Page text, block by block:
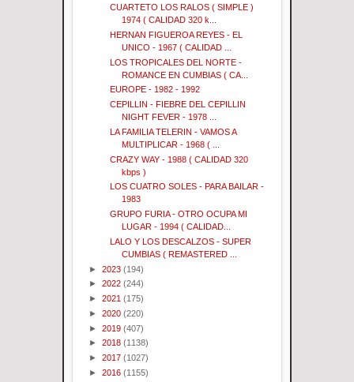
CUARTETO LOS RALOS ( SIMPLE )
1974 ( CALIDAD 320 k...
HERNAN FIGUEROA REYES - EL
UNICO - 1967 ( CALIDAD ...
LOS TROPICALES DEL NORTE -
ROMANCE EN CUMBIAS ( CA...
EUROPE - 1982 - 1992
CEPILLIN - FIEBRE DEL CEPILLIN
NIGHT FEVER - 1978 ...
LA FAMILIA TELERIN - VAMOS A
MULTIPLICAR - 1968 ( ...
CRAZY WAY - 1988 ( CALIDAD 320
kbps )
LOS CUATRO SOLES - PARA BAILAR -
1983
GRUPO FURIA - OTRO OCUPA MI
LUGAR - 1994 ( CALIDAD...
LALO Y LOS DESCALZOS - SUPER
CUMBIAS ( REMASTERED ...
► 2023 (194)
► 2022 (244)
► 2021 (175)
► 2020 (220)
► 2019 (407)
► 2018 (1138)
► 2017 (1027)
► 2016 (1155)